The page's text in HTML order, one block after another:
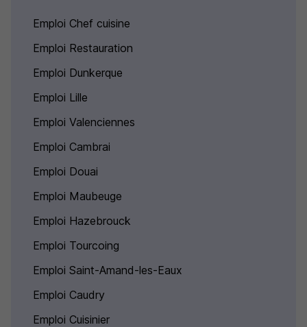
Emploi Chef cuisine
Emploi Restauration
Emploi Dunkerque
Emploi Lille
Emploi Valenciennes
Emploi Cambrai
Emploi Douai
Emploi Maubeuge
Emploi Hazebrouck
Emploi Tourcoing
Emploi Saint-Amand-les-Eaux
Emploi Caudry
Emploi Cuisinier